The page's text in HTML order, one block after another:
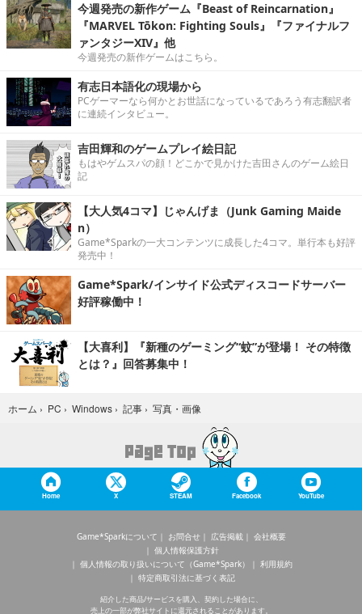
今週発売の新作ゲーム『Beast of Reincarnation』
『MARVEL Tōkon: Fighting Souls』『ファイナルフ
ァンタジーXIV』他
今週発売の新作ゲームはこちら。
有志日本語化の現場から
PCゲーマーなら何かとお世話になっているであろう有志翻訳者
に連続インタビュー。
吉田輝和のゲームプレイ絵日記
もはやゲムスパの顔！どこかで見かけた吉田さんのゲーム絵日
記
【大人気4コマ】じゃんげま（Junk Gaming Maide
n）
Game*Sparkの一大コンテンツに成長した4コマ。単行本も好評
発売中！
Game*Spark/インサイド公式ディスコードサーバー
好評稼働中！
【大喜利】『新種のゲーミング“蚊”が登場！ その特徴
とは？』回答募集中！
ホーム › PC › Windows › 記事 › 写真・画像
Home X STEAM Facebook YouTube
Game*Sparkについて お問合せ 広告掲載
会社概要
個人情報保護方針
個人情報の取り扱いについて（Game*Spark）
利用規約
特定商取引法に基づく表記
紹介した商品/サービスを購入、契約した場合に、
売上の一部が弊社サイトに還元されることがあります。